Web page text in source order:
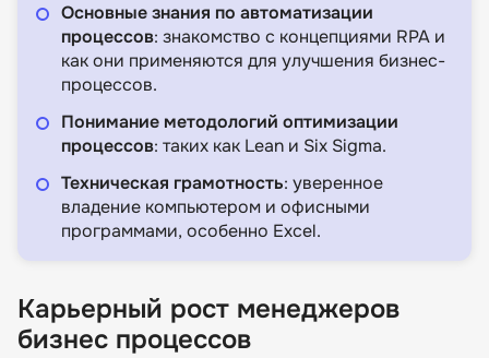
Основные знания по автоматизации
процессов: знакомство с концепциями RPA и
как они применяются для улучшения бизнес-
процессов.
Понимание методологий оптимизации
процессов: таких как Lean и Six Sigma.
Техническая грамотность: уверенное
владение компьютером и офисными
программами, особенно Excel.
Карьерный рост менеджеров
бизнес процессов